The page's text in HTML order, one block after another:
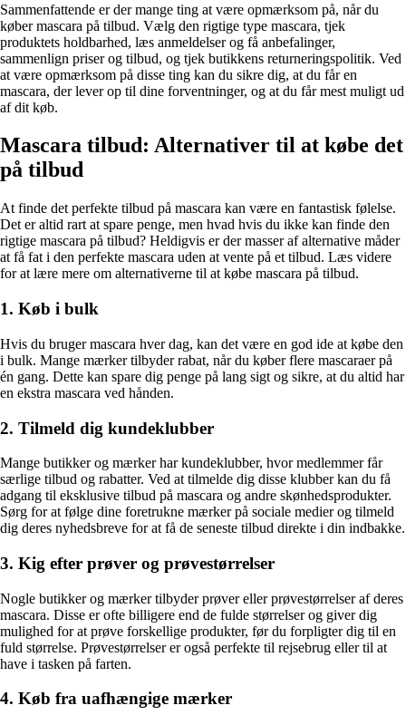
Sammenfattende er der mange ting at være opmærksom på, når du
køber mascara på tilbud. Vælg den rigtige type mascara, tjek
produktets holdbarhed, læs anmeldelser og få anbefalinger,
sammenlign priser og tilbud, og tjek butikkens returneringspolitik. Ved
at være opmærksom på disse ting kan du sikre dig, at du får en
mascara, der lever op til dine forventninger, og at du får mest muligt ud
af dit køb.
Mascara tilbud: Alternativer til at købe det
på tilbud
At finde det perfekte tilbud på mascara kan være en fantastisk følelse.
Det er altid rart at spare penge, men hvad hvis du ikke kan finde den
rigtige mascara på tilbud? Heldigvis er der masser af alternative måder
at få fat i den perfekte mascara uden at vente på et tilbud. Læs videre
for at lære mere om alternativerne til at købe mascara på tilbud.
1. Køb i bulk
Hvis du bruger mascara hver dag, kan det være en god ide at købe den
i bulk. Mange mærker tilbyder rabat, når du køber flere mascaraer på
én gang. Dette kan spare dig penge på lang sigt og sikre, at du altid har
en ekstra mascara ved hånden.
2. Tilmeld dig kundeklubber
Mange butikker og mærker har kundeklubber, hvor medlemmer får
særlige tilbud og rabatter. Ved at tilmelde dig disse klubber kan du få
adgang til eksklusive tilbud på mascara og andre skønhedsprodukter.
Sørg for at følge dine foretrukne mærker på sociale medier og tilmeld
dig deres nyhedsbreve for at få de seneste tilbud direkte i din indbakke.
3. Kig efter prøver og prøvestørrelser
Nogle butikker og mærker tilbyder prøver eller prøvestørrelser af deres
mascara. Disse er ofte billigere end de fulde størrelser og giver dig
mulighed for at prøve forskellige produkter, før du forpligter dig til en
fuld størrelse. Prøvestørrelser er også perfekte til rejsebrug eller til at
have i tasken på farten.
4. Køb fra uafhængige mærker